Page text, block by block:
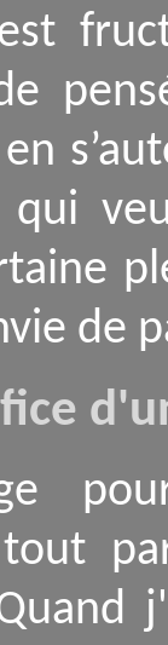
est
qui
de